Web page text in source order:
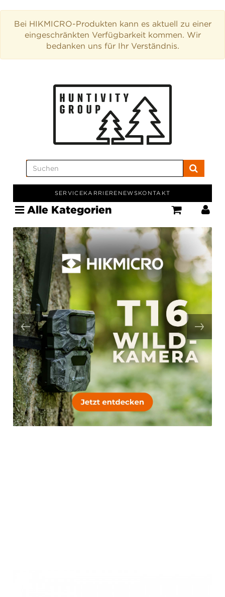
Bei HIKMICRO-Produkten kann es aktuell zu einer
eingeschränkten Verfügbarkeit kommen. Wir
bedanken uns für Ihr Verständnis.
SERVICEKARRIERE NEWSKONTAKT
Alle Kategorien